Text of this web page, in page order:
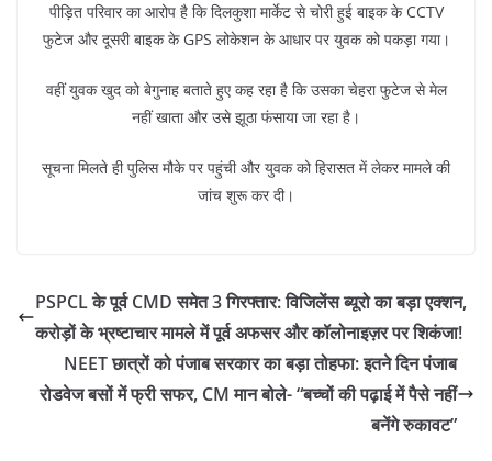
पीड़ित परिवार का आरोप है कि दिलकुशा मार्केट से चोरी हुई बाइक के CCTV
फुटेज और दूसरी बाइक के GPS लोकेशन के आधार पर युवक को पकड़ा गया।
वहीं युवक खुद को बेगुनाह बताते हुए कह रहा है कि उसका चेहरा फुटेज से मेल
नहीं खाता और उसे झूठा फंसाया जा रहा है।
सूचना मिलते ही पुलिस मौके पर पहुंची और युवक को हिरासत में लेकर मामले की
जांच शुरू कर दी।
PSPCL के पूर्व CMD समेत 3 गिरफ्तार: विजिलेंस ब्यूरो का बड़ा एक्शन,
करोड़ों के भ्रष्टाचार मामले में पूर्व अफसर और कॉलोनाइज़र पर शिकंजा!
NEET छात्रों को पंजाब सरकार का बड़ा तोहफा: इतने दिन पंजाब
रोडवेज बसों में फ्री सफर, CM मान बोले- “बच्चों की पढ़ाई में पैसे नहीं
बनेंगे रुकावट”